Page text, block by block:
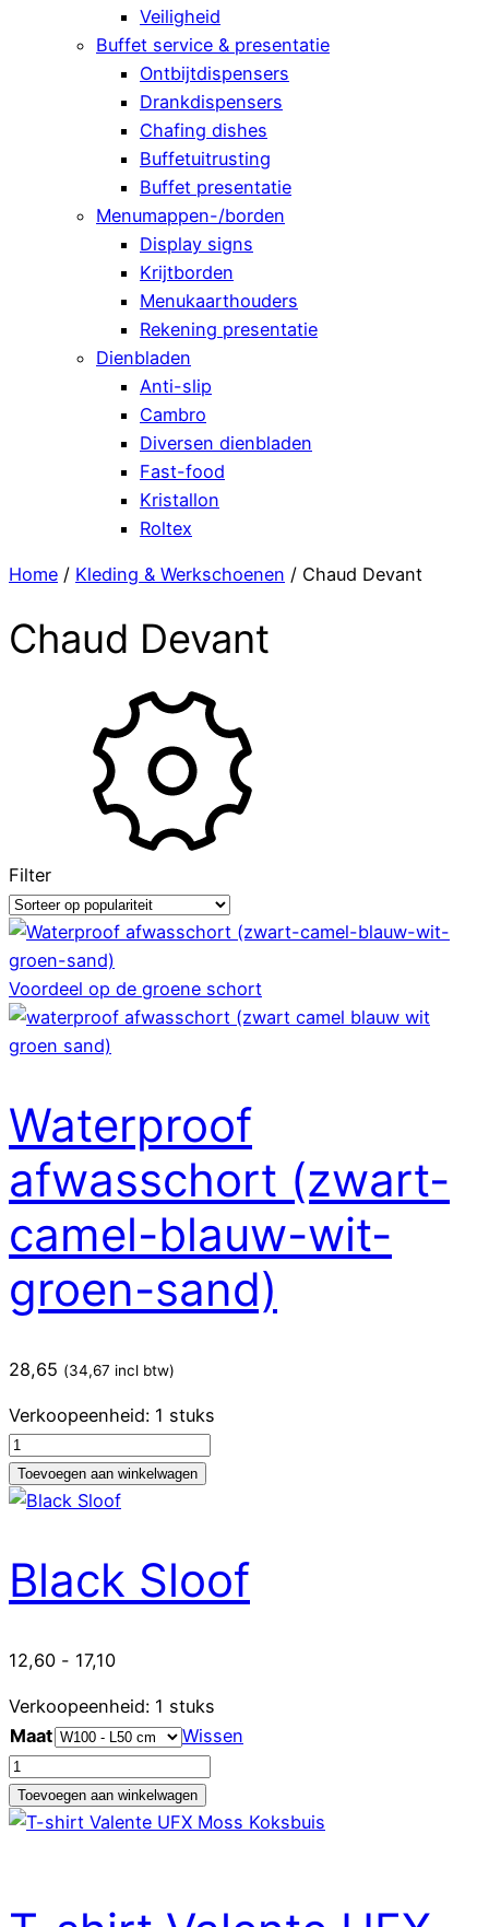
Veiligheid
Buffet service & presentatie
Ontbijtdispensers
Drankdispensers
Chafing dishes
Buffetuitrusting
Buffet presentatie
Menumappen-/borden
Display signs
Krijtborden
Menukaarthouders
Rekening presentatie
Dienbladen
Anti-slip
Cambro
Diversen dienbladen
Fast-food
Kristallon
Roltex
Home / Kleding & Werkschoenen / Chaud Devant
Chaud Devant
Filter
Voordeel op de groene schort
Waterproof
afwasschort (zwart-
camel-blauw-wit-
groen-sand)
28,65 (34,67 incl btw)
Verkoopeenheid: 1 stuks
Waterproof
afwasschort
(zwart-
wit-
aantal
Toevoegen aan winkelwagen
Black Sloof
12,60 - 17,10Prijsklasse:
tot
17,10
Verkoopeenheid: 1 stuks
Maat
Wissen
Black
Sloof
aantal
Toevoegen aan winkelwagen